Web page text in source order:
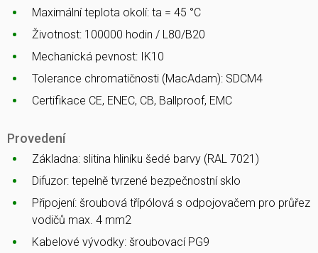
Maximální teplota okolí: ta = 45 °C
Životnost: 100000 hodin / L80/B20
Mechanická pevnost: IK10
Tolerance chromatičnosti (MacAdam): SDCM4
Certifikace CE, ENEC, CB, Ballproof, EMC
Provedení
Základna: slitina hliníku šedé barvy (RAL 7021)
Difuzor: tepelně tvrzené bezpečnostní sklo
Připojení: šroubová třípólová s odpojovačem pro průřez
vodičů max. 4 mm2
Kabelové vývodky: šroubovací PG9